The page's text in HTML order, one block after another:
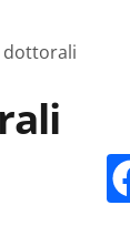
dottorali